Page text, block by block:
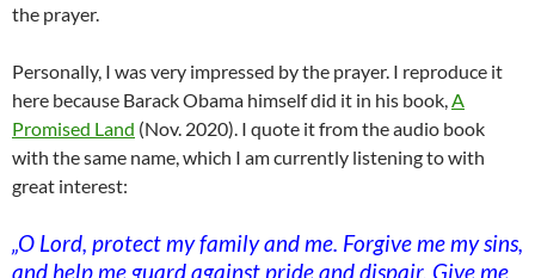
the prayer.
Personally, I was very impressed by the prayer. I reproduce it
here because Barack Obama himself did it in his book, A
Promised Land (Nov. 2020). I quote it from the audio book
with the same name, which I am currently listening to with
great interest:
„O Lord, protect my family and me. Forgive me my sins,
and help me guard against pride and dispair. Give me